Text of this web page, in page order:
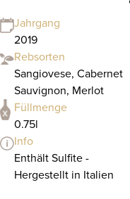
Jahrgang
2019
Rebsorten
Sangiovese, Cabernet
Sauvignon, Merlot
Füllmenge
0.75l
Info
Enthält Sulfite -
Hergestellt in Italien